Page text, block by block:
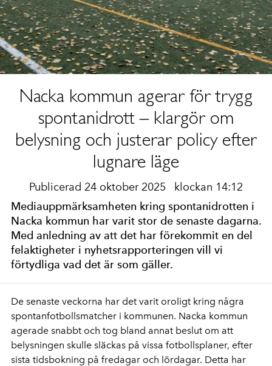
Nacka kommun agerar för trygg
spontanidrott – klargör om
belysning och justerar policy efter
lugnare läge
Publicerad 24 oktober 2025 klockan 14:12
Mediauppmärksamheten kring spontanidrotten i
Nacka kommun har varit stor de senaste dagarna.
Med anledning av att det har förekommit en del
felaktigheter i nyhetsrapporteringen vill vi
förtydliga vad det är som gäller.
De senaste veckorna har det varit oroligt kring några
spontanfotbollsmatcher i kommunen. Nacka kommun
agerade snabbt och tog bland annat beslut om att
belysningen skulle släckas på vissa fotbollsplaner, efter
sista tidsbokning på fredagar och lördagar. Detta har